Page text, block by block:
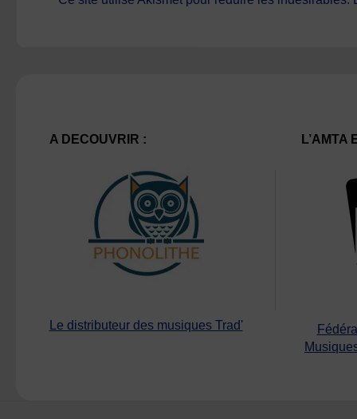
A DECOUVRIR :
Le distributeur des musiques Trad'
L’AMTA